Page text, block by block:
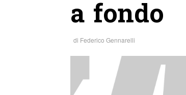
a fondo
di Federico Gennarelli